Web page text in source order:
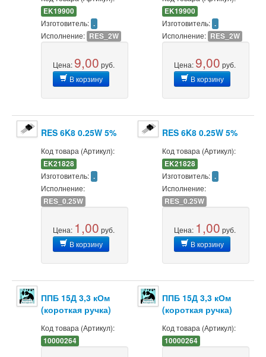
EK19900
Изготовитель: .
Исполнение: RES_2W
Цена: 9,00 руб.
В корзину
EK19900
Изготовитель: .
Исполнение: RES_2W
Цена: 9,00 руб.
В корзину
RES 6K8 0.25W 5%
Код товара (Артикул):
EK21828
Изготовитель: .
Исполнение:
RES_0.25W
Цена: 1,00 руб.
В корзину
RES 6K8 0.25W 5%
Код товара (Артикул):
EK21828
Изготовитель: .
Исполнение:
RES_0.25W
Цена: 1,00 руб.
В корзину
ППБ 15Д 3,3 кОм
(короткая ручка)
Код товара (Артикул):
10000264
ППБ 15Д 3,3 кОм
(короткая ручка)
Код товара (Артикул):
10000264